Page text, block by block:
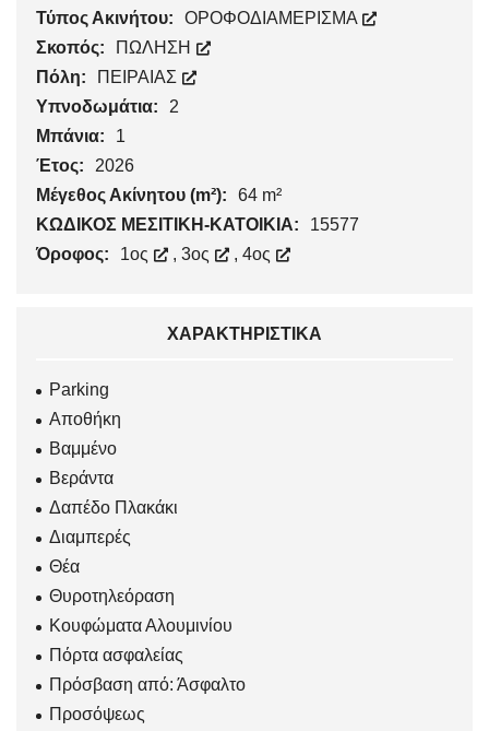
Τύπος Ακινήτου:
ΟΡΟΦΟΔΙΑΜΕΡΙΣΜΑ
Σκοπός:
ΠΩΛΗΣΗ
Πόλη:
ΠΕΙΡΑΙΑΣ
Υπνοδωμάτια:
2
Μπάνια:
1
Έτος:
2026
Μέγεθος Ακίνητου (m²):
64 m²
ΚΩΔΙΚΟΣ ΜΕΣΙΤΙΚΗ-ΚΑΤΟΙΚΙΑ:
15577
Όροφος:
1ος , 3ος , 4ος
ΧΑΡΑΚΤΗΡΙΣΤΙΚΆ
Parking
Αποθήκη
Βαμμένο
Βεράντα
Δαπέδο Πλακάκι
Διαμπερές
Θέα
Θυροτηλεόραση
Κουφώματα Αλουμινίου
Πόρτα ασφαλείας
Πρόσβαση από: Άσφαλτο
Προσόψεως